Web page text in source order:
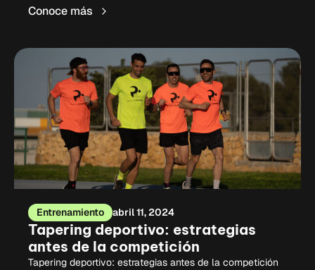
Conoce más
Entrenamiento abril 11, 2024
Tapering deportivo: estrategias
antes de la competición
Tapering deportivo: estrategias antes de la competición